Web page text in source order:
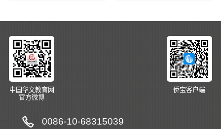
中国华文教育网
官方微博
侨宝客户端
0086-10-68315039